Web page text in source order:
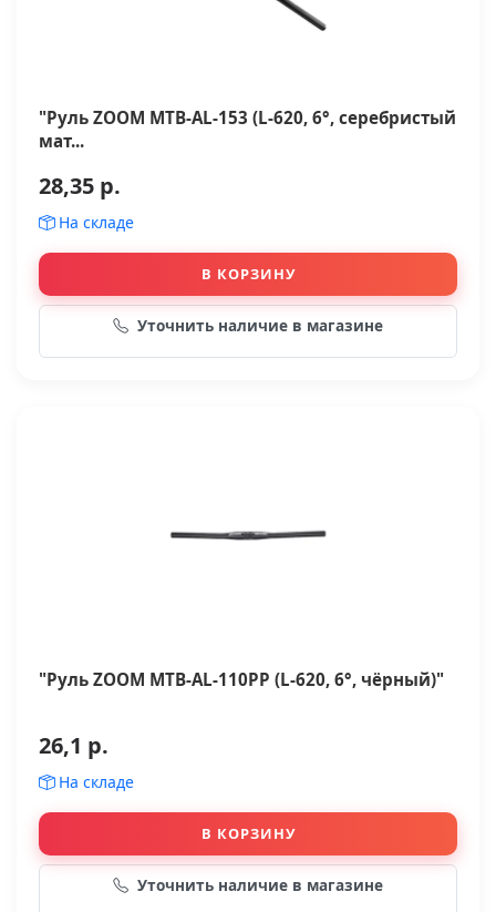
"Руль ZOOM MTB-AL-153 (L-620, 6°, серебристый
мат...
28,35 р.
На складе
В КОРЗИНУ
Уточнить наличие в магазине
"Руль ZOOM МТВ-AL-110PP (L-620, 6°, чёрный)"
26,1 р.
На складе
В КОРЗИНУ
Уточнить наличие в магазине